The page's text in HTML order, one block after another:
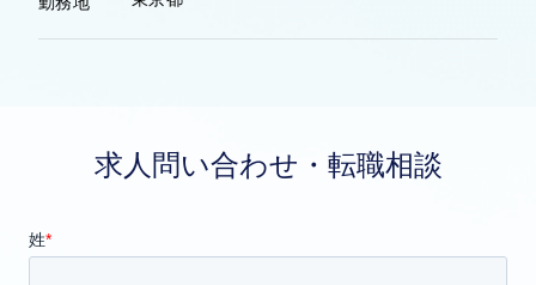
求人問い合わせ・転職相談